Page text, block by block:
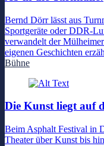
Bernd Dörr lässt aus
Sportgeräte oder DDR-
verwandelt der
eigenen Geschichten
Bühne
Die Kunst liegt auf
Beim Asphalt Festival in
Theater über Kunst bis